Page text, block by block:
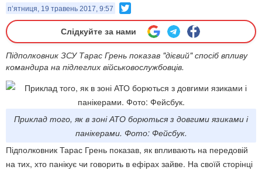
п’ятниця, 19 травень 2017, 9:57
Слідкуйте за нами
Підполковник ЗСУ Тарас Грень показав "дієвий" спосіб впливу
командира на підлеглих військовослужбовців.
Приклад того, як в зоні АТО борються з довгими язиками і
панікерами. Фото: Фейсбук.
Підполковник Тарас Грень показав, як впливають на передовій
на тих, хто панікує чи говорить в ефірах зайве. На своїй сторінці